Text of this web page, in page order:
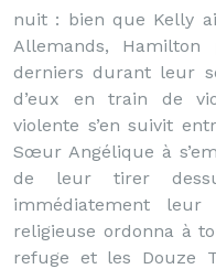
nuit : bien que Kelly
Allemands,
derniers durant leur
d’eux en train de
violente s’en suivit
Sœur Angélique à
de leur tirer
immédiatement
religieuse ordonna à
refuge et les Douze